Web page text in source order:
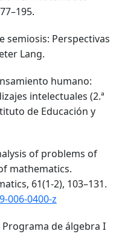
semiosis: Perspectivas
Lang.
humano:
intelectuales (2.ª
de Educación y
of problems of
mathematics.
61(1-2), 103–131.
006-0400-z
Programa de álgebra I